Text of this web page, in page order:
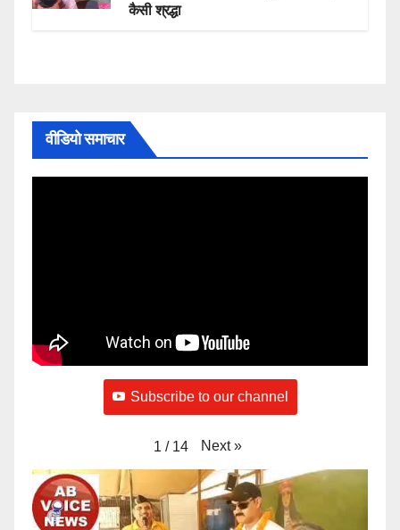
कैसी श्रद्धा
वीडियो समाचार
Subscribe to our channel
1 / 14 Next »